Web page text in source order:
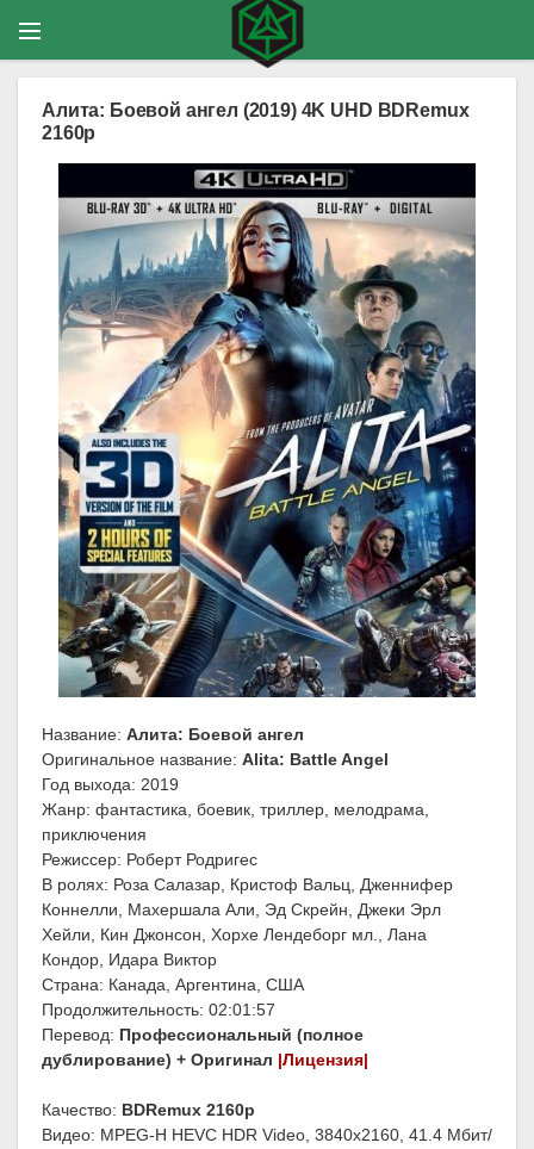
Алита: Боевой ангел (2019) 4K UHD BDRemux
2160p
Название: Алита: Боевой ангел
Оригинальное название: Alita: Battle Angel
Год выхода: 2019
Жанр: фантастика, боевик, триллер, мелодрама,
приключения
Режиссер: Роберт Родригес
В ролях: Роза Салазар, Кристоф Вальц, Дженнифер
Коннелли, Махершала Али, Эд Скрейн, Джеки Эрл
Хейли, Кин Джонсон, Хорхе Лендеборг мл., Лана
Кондор, Идара Виктор
Страна: Канада, Аргентина, США
Продолжительность: 02:01:57
Перевод: Профессиональный (полное
дублирование) + Оригинал |Лицензия|
Качество: BDRemux 2160p
Видео: MPEG-H HEVC HDR Video, 3840x2160, 41.4 Мбит/